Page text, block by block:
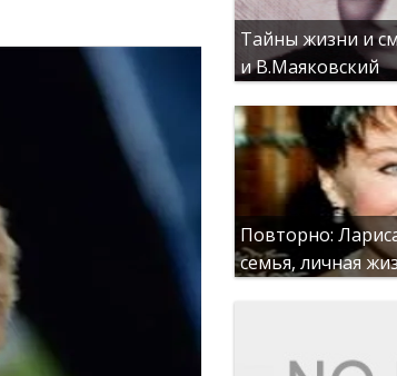
Тайны жизни и
и В.Маяковский
Повторно:
семья, личная